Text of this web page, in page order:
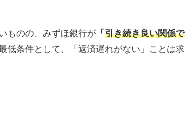
ものの、みずほ銀行が 「 引き続き良い関係で
低条件として、「返済遅れがない」ことは求